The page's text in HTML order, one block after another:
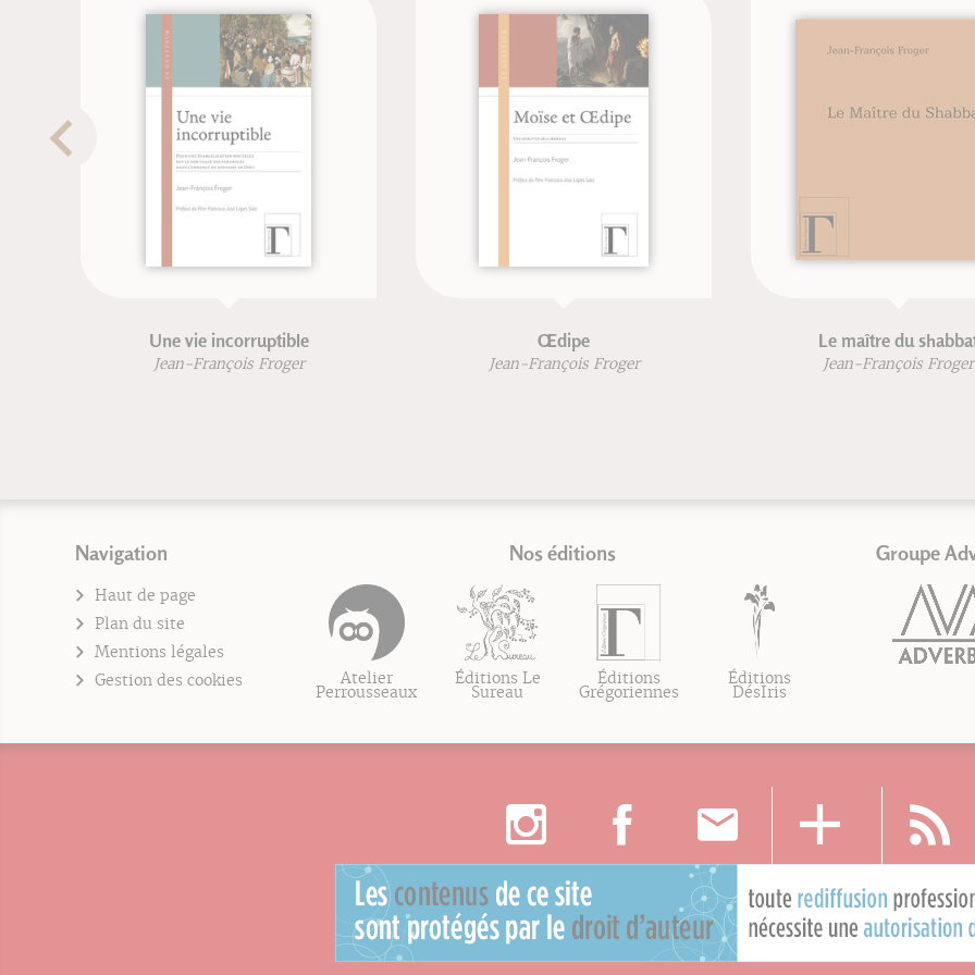
Une vie incorruptible
Jean-François Froger Jean-François Froger
Le maître du shabbat
Jean-François Froger
Navigation
Haut de page
Plan du site
Mentions légales
Gestion des cookies
Nos éditions
Atelier
Perrousseaux
Éditions Le
Sureau
Éditions
Grégoriennes
Éditions
DésIris
Groupe